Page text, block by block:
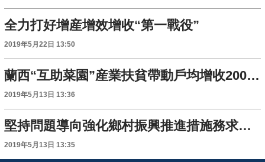
全力打好增産增效增收“第一戰役”
2019年5月22日 13:50
蘭西“互助菜園”産業扶貧帶動戶均增收2000元以上
2019年5月13日 13:36
堅持問題導向強化鄉村振興推進措施務求取得實效著力提高農民生活品質
2019年5月13日 13:35